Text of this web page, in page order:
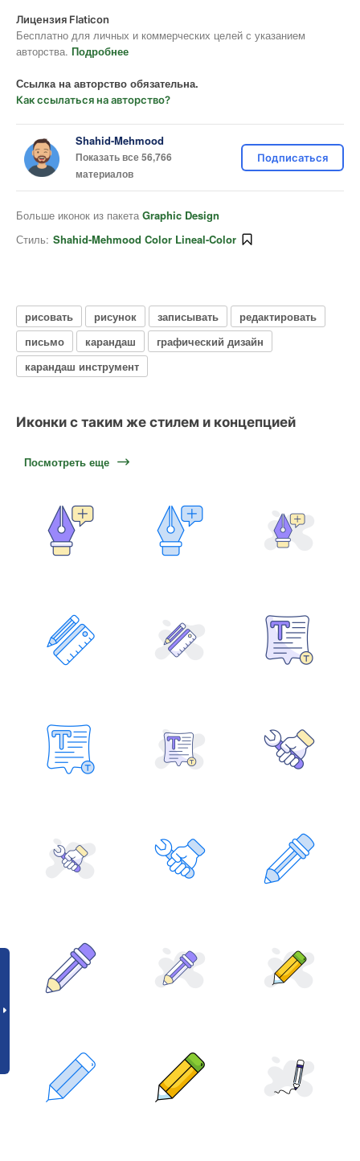
Лицензия Flaticon
Бесплатно для личных и коммерческих целей с указанием
авторства. Подробнее
Ссылка на авторство обязательна.
Как ссылаться на авторство?
Shahid-Mehmood
Показать все 56,766
материалов
Подписаться
Больше иконок из пакета Graphic Design
Стиль: Shahid-Mehmood Color Lineal-Color
рисовать рисунок записывать
редактировать
письмо
карандаш
графический дизайн
карандаш инструмент
Иконки с таким же стилем и концепцией
Посмотреть еще